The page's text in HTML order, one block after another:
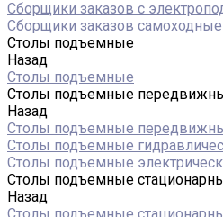
Сборщики заказов с
Сборщики заказов самоходные
Столы подъемные
Назад
Столы подъемные
Столы подъемные
Назад
Столы подъемные
Столы подъемные
Столы подъемные
Столы подъемные
Назад